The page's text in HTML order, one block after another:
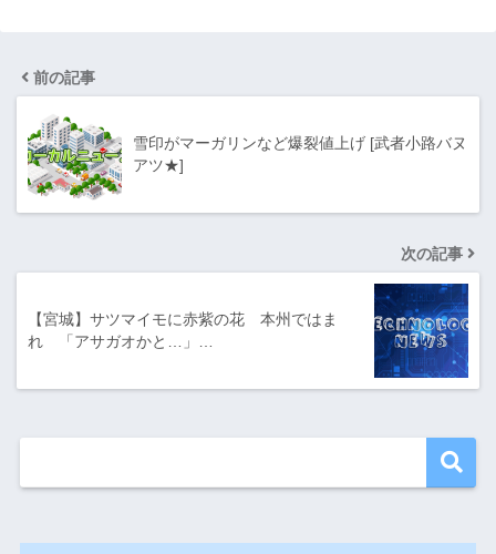
前の記事
雪印がマーガリンなど爆裂値上げ [武者小路バヌ
アツ★]
次の記事
【宮城】サツマイモに赤紫の花 本州ではま
れ 「アサガオかと…」…